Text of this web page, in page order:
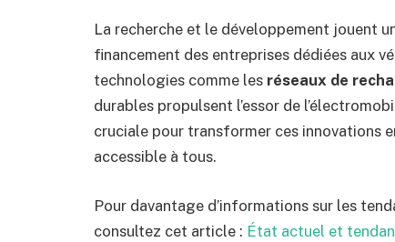
La recherche et le développement jouent
financement des entreprises dédiées aux
technologies comme les réseaux de
durables propulsent l’essor de
cruciale pour transformer ces innovations
accessible à tous.
Pour davantage d’informations sur les
consultez cet article : État actuel et